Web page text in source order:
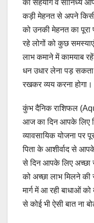
का सहयोग व सानिध्य
कड़ी मेहनत से अपने किसी
को उनकी मेहनत का पूरा
रहे लोगों को कुछ
लाभ कमाने में कामयाब
धन उधार लेना पड़
रखकर व्यय करना होगा।
कुंभ दैनिक राशिफल
आज का दिन आपके लिए
व्यावसायिक योजना पर
पिता के आशीर्वाद से
से दिन आपके लिए अच्छा
को अच्छा लाभ मिलने
मार्ग में आ रही बाधाओं
से कोई भी ऐसी बात ना